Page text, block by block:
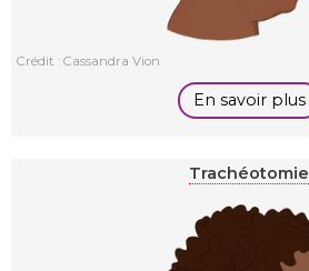
Crédit : Cassandra Vion
En savoir plus
Trachéotomie